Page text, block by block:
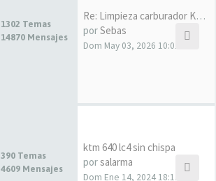
1302 Temas
14870 Mensajes
Re: Limpieza carburador KTM E…
porSebas
Dom May 03, 2026 10:01
390 Temas
4609 Mensajes
ktm 640 lc4 sin chispa
porsalarma
Dom Ene 14, 2024 18:12